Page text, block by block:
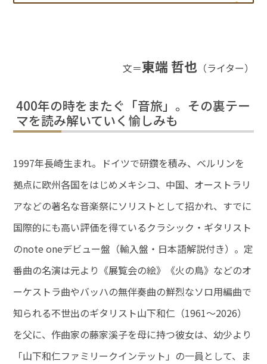
文＝東端 哲也（ライター）
400年の時をまたぐ「音旅」。その裏テー
マを読み解いていく愉しみも
1997年長崎生まれ。ドイツで研鑽を積み、ベルリンを
拠点に欧州各国をはじめメキシコ、中国、オーストラリ
アなどの著名な音楽祭にソリストとして招かれ、すでに
国際的にも高い評価を得ているクラシック・ギタリスト
のnote oneデビュー盤（輸入盤・日本語解説付き）。定
番曲の名演は元より《展覧会の絵》《火の鳥》などのオ
ーケストラ曲やバッハの無伴奏曲の鮮烈なソロ用編曲で
知られる不世出のギタリスト山下和仁（1961～2026）
を父に、作曲家の藤家溪子を母に持つ彼女は、幼少より
「山下和仁ファミリークインテット」の一員として、ま